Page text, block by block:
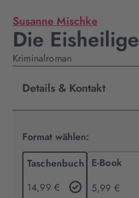
Susanne Mischke
Die Eisheilige
Kriminalroman
Details & Kontakt
Format wählen:
Taschenbuch
14,99 €
E-Book
5,99 €